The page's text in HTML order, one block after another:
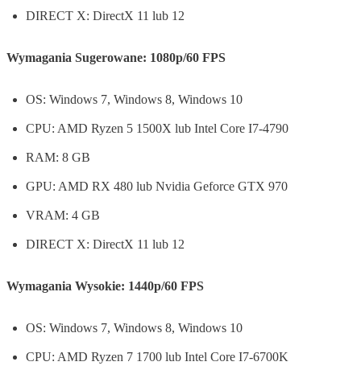
DIRECT X: DirectX 11 lub 12
Wymagania Sugerowane: 1080p/60 FPS
OS: Windows 7, Windows 8, Windows 10
CPU: AMD Ryzen 5 1500X lub Intel Core I7-4790
RAM: 8 GB
GPU: AMD RX 480 lub Nvidia Geforce GTX 970
VRAM: 4 GB
DIRECT X: DirectX 11 lub 12
Wymagania Wysokie: 1440p/60 FPS
OS: Windows 7, Windows 8, Windows 10
CPU: AMD Ryzen 7 1700 lub Intel Core I7-6700K